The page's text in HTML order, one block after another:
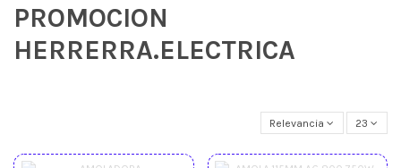
PROMOCION
HERRERRA.ELECTRICA
Relevancia 23